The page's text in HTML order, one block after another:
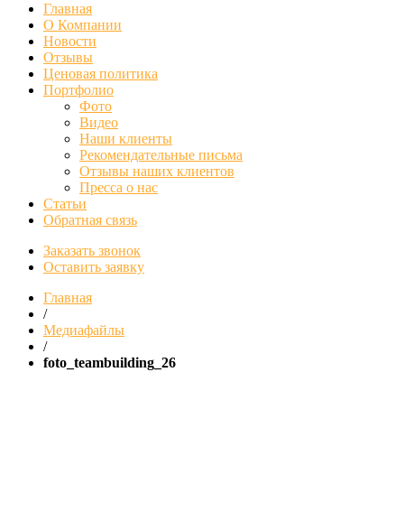
Главная
О Компании
Новости
Отзывы
Ценовая политика
Портфолио
Фото
Видео
Наши клиенты
Рекомендательные письма
Отзывы наших клиентов
Пресса о нас
Статьи
Обратная связь
Заказать звонок
Оставить заявку
Главная
/
Медиафайлы
/
foto_teambuilding_26